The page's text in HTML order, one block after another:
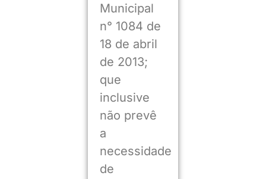
Municipal
n° 1084 de
18 de abril
de 2013;
que
inclusive
não prevê
a
necessidade
de